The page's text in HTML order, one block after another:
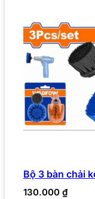
Bộ 3 bàn chải
130.000 ₫